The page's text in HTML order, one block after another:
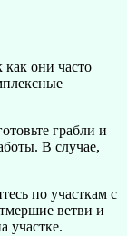
как они часто
грабли и
В случае,
по участкам с
ветви и
участке.